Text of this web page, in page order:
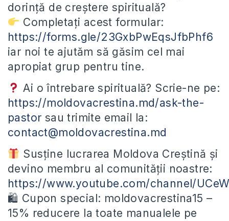
dorință de creștere spirituală?
Completați acest formular:
https://forms.gle/23GxbPwEqsJfbPhf6
iar noi te ajutăm să găsim cel mai
apropiat grup pentru tine.
Ai o întrebare spirituală? Scrie-ne pe:
https://moldovacrestina.md/ask-the-
pastor sau trimite email la:
contact@moldovacrestina.md
Susține lucrarea Moldova Creștină și
devino membru al comunității noastre:
https://www.youtube.com/channel/
🛍 Cupon special: moldovacrestina15 –
15% reducere la toate manualele pe